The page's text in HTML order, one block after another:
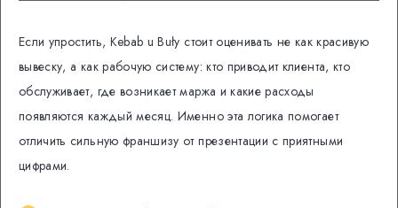
Если упростить, Kebab u Buły стоит оценивать не как красивую
вывеску, а как рабочую систему: кто приводит клиента, кто
обслуживает, где возникает маржа и какие расходы
появляются каждый месяц. Именно эта логика помогает
отличить сильную франшизу от презентации с приятными
цифрами.